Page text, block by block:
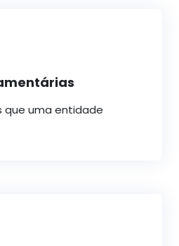
que uma entidade